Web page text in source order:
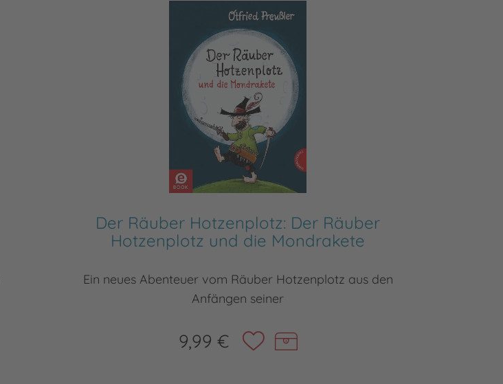
Der Räuber Hotzenplotz: Der Räuber
Hotzenplotz und die Mondrakete
Ein neues Abenteuer vom Räuber Hotzenplotz aus den
Anfängen seiner
9,99 €